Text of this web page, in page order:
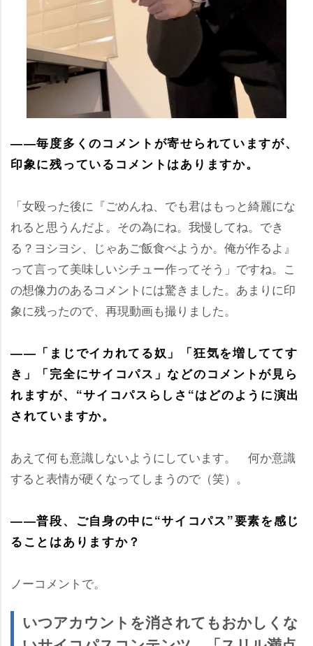
――毎度多くのコメントが寄せられていますが、
印象に残っているコメントはありますか。
「女殴った後に『ごめんね、でも君はもっと綺麗にな
れると思うんだよ。その為にね。我慢してね。でき
る？ヨシヨシ、じゃあご飯食べようか。俺が作るよ』
って言って美味しいシチュー作ってそう」ですね。こ
の想像力のあるコメントには驚きました。あまりに印
象に残ったので、再現動画も撮りました。
――「まじでイカれてる奴」「狂気を増しててす
き」「完全にサイコパス」などのコメントが見ら
れますが、“サイコパスらしさ“はどのように演出
されていますか。
あえて何も意識しないようにしています。 何か意識
すると表情が硬くなってしまうので（笑）。
――普段、ご自身の中に“サイコパス”要素を感じ
ることはありますか？
ノーコメントで。
いつアカウントを消されてもおかしくな